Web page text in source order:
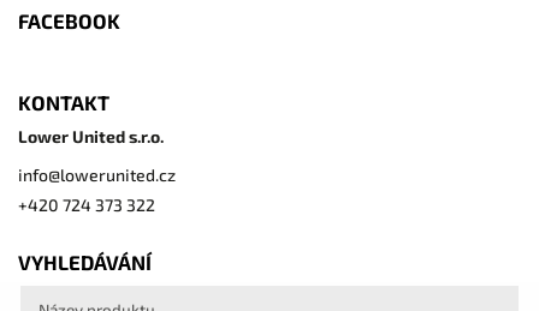
FACEBOOK
KONTAKT
Lower United s.r.o.
info@lowerunited.cz
+420 724 373 322
VYHLEDÁVÁNÍ